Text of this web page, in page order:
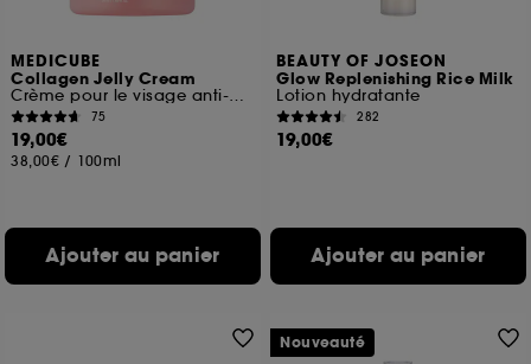
MEDICUBE
Collagen Jelly Cream
Crème pour le visage anti-âges
75
19,00€
38,00€ / 100ml
Ajouter au panier
BEAUTY OF JOSEON
Glow Replenishing Rice Milk
Lotion hydratante
282
19,00€
Ajouter au panier
Nouveauté